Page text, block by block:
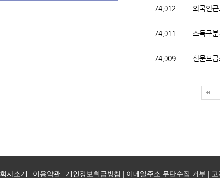
74,012 외국인
74,011 소득구
74,009 신문보
회사소개 이용약관 개인정보취급방침 이메일주소 무단수집 거부 고